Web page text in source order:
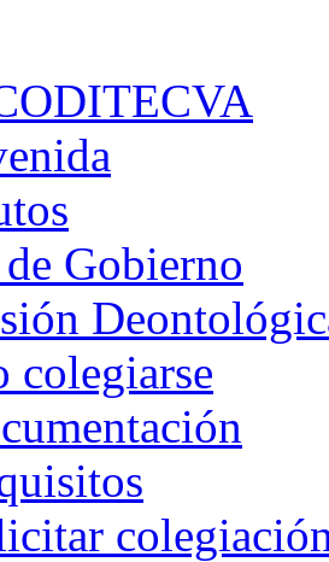
Gobierno
colegiarse